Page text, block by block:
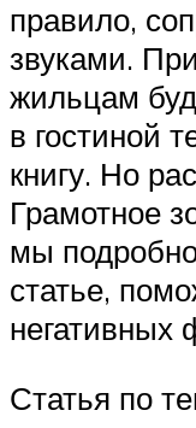
правило,
звуками.
жильцам
в гостиной
книгу. Но
Грамотное
мы
статье,
негативных
Статья по